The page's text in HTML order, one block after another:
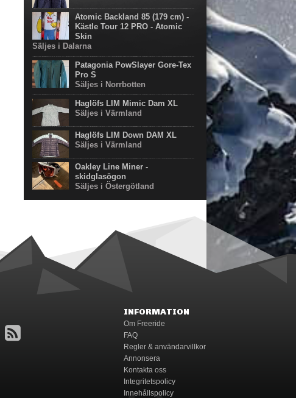
Atomic Backland 85 (179 cm) -
Kästle Tour 12 PRO - Atomic
Skin
Säljes i Dalarna
Patagonia PowSlayer Gore-Tex
Pro S
Säljes i Norrbotten
Haglöfs LIM Mimic Dam XL
Säljes i Värmland
Haglöfs LIM Down DAM XL
Säljes i Värmland
Oakley Line Miner -
skidglasögon
Säljes i Östergötland
INFORMATION
Om Freeride
FAQ
Regler & användarvillkor
Annonsera
Kontakta oss
Integritetspolicy
Innehållspolicy